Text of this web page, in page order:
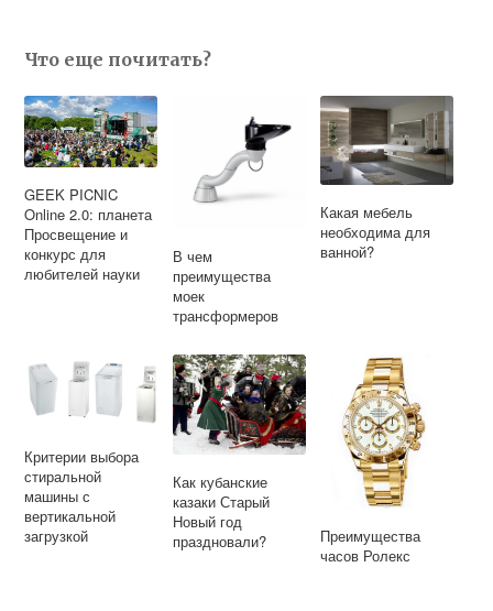
Что еще почитать?
GEEK PICNIC
Online 2.0: планета
Просвещение и
конкурс для
любителей науки
В чем
преимущества
моек
трансформеров
Какая мебель
необходима для
ванной?
Критерии выбора
стиральной
машины с
вертикальной
загрузкой
Как кубанские
казаки Старый
Новый год
праздновали?
Преимущества
часов Ролекс